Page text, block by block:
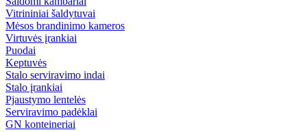
Vitrininiai šaldytuvai
Mėsos brandinimo kameros
Virtuvės įrankiai
Puodai
Keptuvės
Stalo serviravimo indai
Stalo įrankiai
Pjaustymo lentelės
Serviravimo padėklai
GN konteineriai